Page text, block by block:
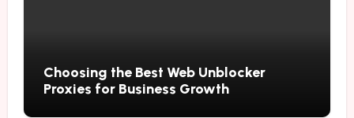
Choosing the Best Web Unblocker
Proxies for Business Growth